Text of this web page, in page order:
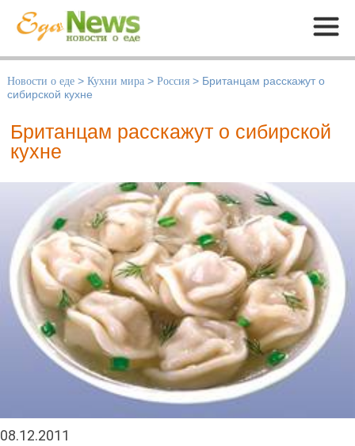
Меню
Новости о еде > Кухни мира > Россия > Британцам расскажут о
сибирской кухне
Британцам расскажут о сибирской
кухне
08.12.2011